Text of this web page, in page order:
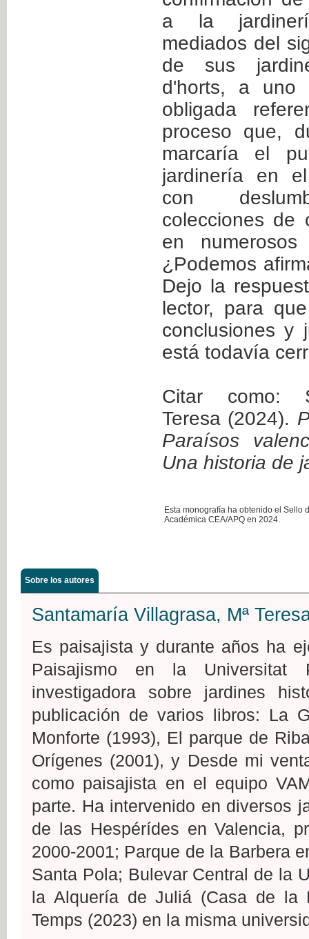
a la
mediados del
de sus
d'horts, a uno
obligada
proceso que,
marcaría el
jardinería en
con
colecciones de
en numerosos
¿Podemos
Dejo la
lector, para
conclusiones y
está todavía
Citar como:
Teresa (2024).
Paraísos
Una historia de
Esta monografía ha obtenido el Sello
Académica CEA/APQ en 2024.
Sobre los autores
Santamaría Villagrasa, Mª
Es paisajista y durante años ha
Paisajismo en la Universitat
investigadora sobre jardines
publicación de varios libros: La
Monforte (1993), El parque de
Orígenes (2001), y Desde mi
como paisajista en el equipo
parte. Ha intervenido en diversos
de las Hespérídes en Valencia,
2000-2001; Parque de la Barbera
Santa Pola; Bulevar Central de la
la Alquería de Juliá (Casa de la
Temps (2023) en la misma